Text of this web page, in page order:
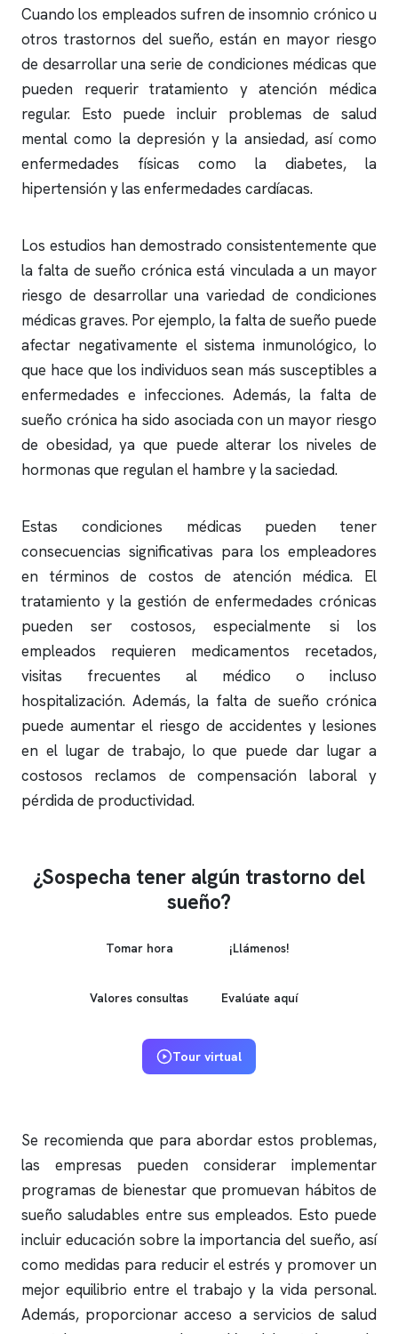
Cuando los empleados sufren deinsomnio crónico u
otros trastornos del sueño, están en mayor riesgo
de desarrollar una serie de condiciones médicas que
pueden requerir tratamiento y atención médica
regular. Esto puede incluir problemas de salud
mental como la depresión y la ansiedad, así como
enfermedades físicas como la diabetes, la
hipertensión y las enfermedades cardíacas.
Los estudios han demostrado consistentemente que
la falta de sueño crónica está vinculada a un mayor
riesgo de desarrollar una variedad de condiciones
médicas graves. Por ejemplo, la falta de sueño puede
afectar negativamente el sistema inmunológico, lo
que hace que los individuos sean más susceptibles a
enfermedades e infecciones. Además, la falta de
sueño crónica ha sido asociada con un mayor riesgo
de obesidad, ya que puede alterar los niveles de
hormonas que regulan el hambre y la saciedad.
Estas condiciones médicas pueden tener
consecuencias significativas para los empleadores
en términos de costos de atención médica. El
tratamiento y la gestión de enfermedades crónicas
pueden ser costosos, especialmente si los
empleados requieren medicamentos recetados,
visitas frecuentes al médico o incluso
hospitalización. Además, la falta de sueño crónica
puede aumentar el riesgo de accidentes y lesiones
en el lugar de trabajo, lo que puede dar lugar a
costosos reclamos de compensación laboral y
pérdida de productividad.
¿Sospecha tener algún trastorno del
sueño?
Tomar hora ¡Llámenos!
Valores consultas Evalúate aquí
Tour virtual
Se recomienda que para abordar estos problemas,
las empresas pueden considerar implementar
programas de bienestar que promuevan hábitos de
sueño saludables entre sus empleados. Esto puede
incluir educación sobre la importancia del sueño, así
como medidas para reducir el estrés y promover un
mejor equilibrio entre el trabajo y la vida personal.
Además, proporcionar acceso a servicios de salud